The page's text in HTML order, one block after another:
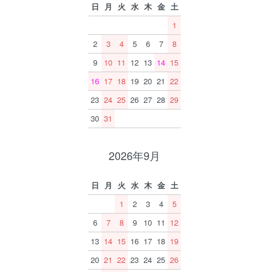
日 月 火 水 木 金 土
1
2
3 4 5 6 7
8
9
10 11 12 13 14 15
16 17 18 19 20 21 22
23 24 25 26 27 28 29
30 31
2026年9月
日 月 火 水 木 金 土
1
2 3 4
5
6
7 8 9 10 11 12
13 14 15 16 17 18 19
20 21 22 23 24 25 26